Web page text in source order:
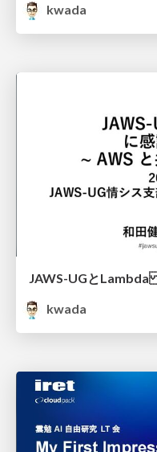
kwada
kwada